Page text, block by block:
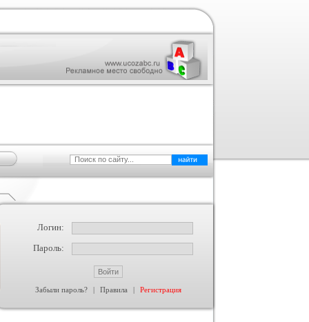
Логин:
Пароль:
Забыли пароль? | Правила | Регистрация